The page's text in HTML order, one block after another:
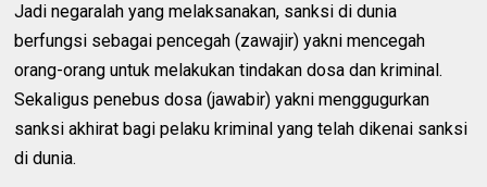
Jadi negaralah yang melaksanakan, sanksi di dunia
berfungsi sebagai pencegah (zawajir) yakni mencegah
orang-orang untuk melakukan tindakan dosa dan kriminal.
Sekaligus penebus dosa (jawabir) yakni menggugurkan
sanksi akhirat bagi pelaku kriminal yang telah dikenai sanksi
di dunia.